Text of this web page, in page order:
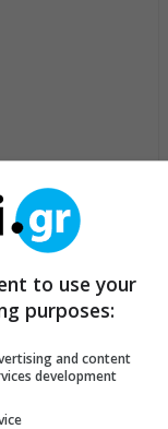
to use your
purposes:
and content
development